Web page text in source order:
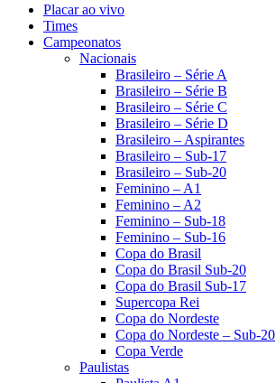
Placar ao vivo
Times
Campeonatos
Nacionais
Brasileiro – Série A
Brasileiro – Série B
Brasileiro – Série C
Brasileiro – Série D
Brasileiro – Aspirantes
Brasileiro – Sub-17
Brasileiro – Sub-20
Feminino – A1
Feminino – A2
Feminino – Sub-18
Feminino – Sub-16
Copa do Brasil
Copa do Brasil Sub-20
Copa do Brasil Sub-17
Supercopa Rei
Copa do Nordeste
Copa do Nordeste – Sub-20
Copa Verde
Paulistas